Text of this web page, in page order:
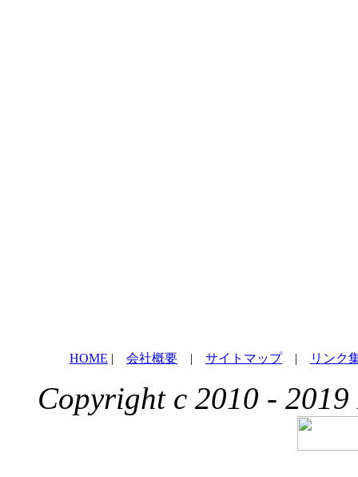
HOME | 会社概要 | サイトマップ| リンク
Copyright c 2010 - 2019